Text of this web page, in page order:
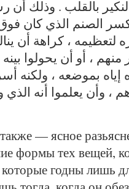
بالقلب . وذلك أن
الصنم الذي كان
لتعظيمه ، كراهة أن
، أو أن يحولوا
بموضعه ، ولكنه
، وأن يعلموا أنه
— ясное
формы тех вещей,
годны лишь